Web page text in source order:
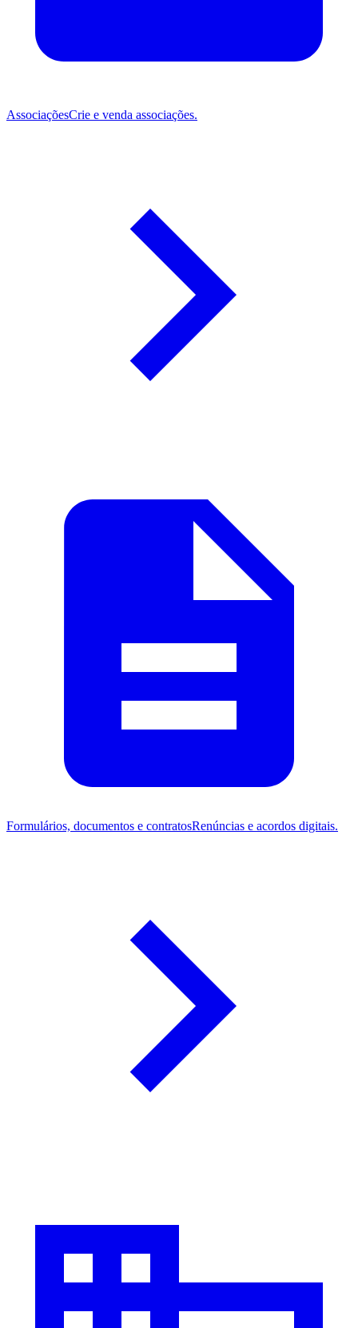
AssociaçõesCrie e venda associações.
Formulários, documentos e contratosRenúncias e acordos digitais.